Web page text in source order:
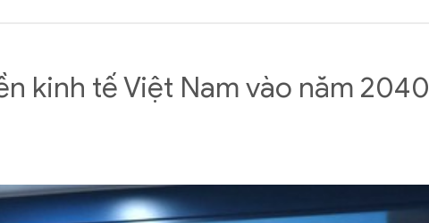
kinh tế Việt Nam vào năm 2040